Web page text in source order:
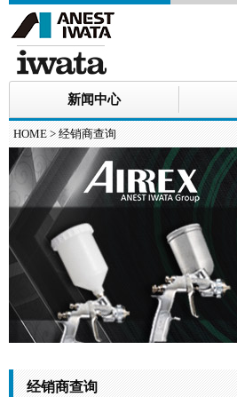
新闻中心
HOME > 经销商查询
经销商查询